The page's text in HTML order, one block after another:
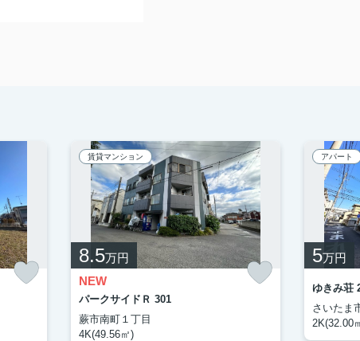
賃貸マンション
8.5万円
NEW
パークサイドＲ 301
蕨市南町１丁目
4K(49.56㎡)
アパート
5万円
ゆきみ荘
さいたま
2K(32.00